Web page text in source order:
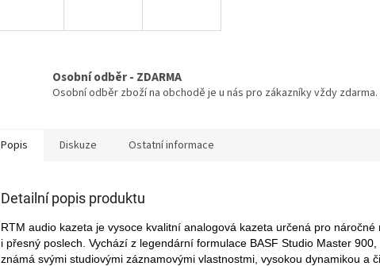
Osobní odběr - ZDARMA
Osobní odběr zboží na obchodě je u nás pro zákazníky vždy zdarma.
Popis Diskuze Ostatní informace
Detailní popis produktu
RTM audio kazeta je vysoce kvalitní analogová kazeta určená pro náročné
i přesný poslech. Vychází z legendární formulace BASF Studio Master 900,
známá svými studiovými záznamovými vlastnostmi, vysokou dynamikou a